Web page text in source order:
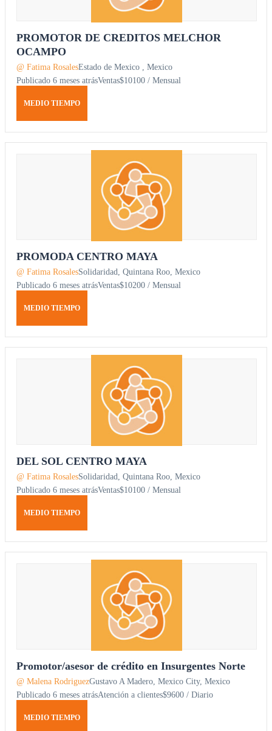
PROMOTOR DE CREDITOS MELCHOR
OCAMPO
@ Fatima RosalesEstado de Mexico , Mexico
Publicado 6 meses atrásVentas$10100 / Mensual
MEDIO TIEMPO
PROMODA CENTRO MAYA
@ Fatima RosalesSolidaridad, Quintana Roo, Mexico
Publicado 6 meses atrásVentas$10200 / Mensual
MEDIO TIEMPO
DEL SOL CENTRO MAYA
@ Fatima RosalesSolidaridad, Quintana Roo, Mexico
Publicado 6 meses atrásVentas$10100 / Mensual
MEDIO TIEMPO
Promotor/asesor de crédito en Insurgentes Norte
@ Malena RodriguezGustavo A Madero, Mexico City, Mexico
Publicado 6 meses atrásAtención a clientes$9600 / Diario
MEDIO TIEMPO